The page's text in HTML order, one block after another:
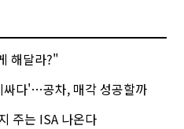
해달라?"
다'…공차, 매각 성공할까
주는 ISA 나온다